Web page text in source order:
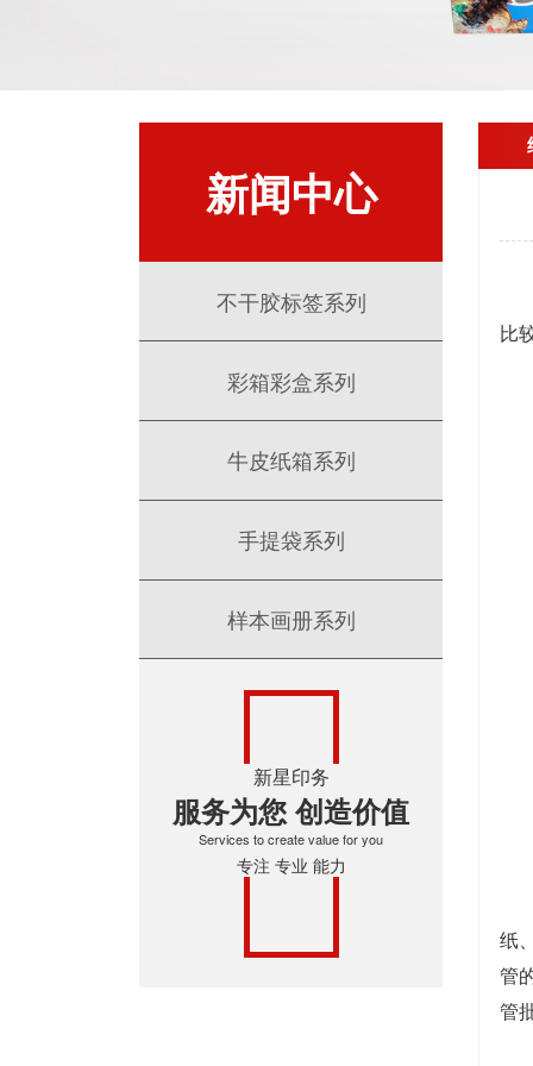
新闻中心
不干胶标签系列
彩箱彩盒系列
牛皮纸箱系列
手提袋系列
样本画册系列
新星印务
服务为您 创造价值
Services to create value for you
专注 专业 能力
比
纸
管
管